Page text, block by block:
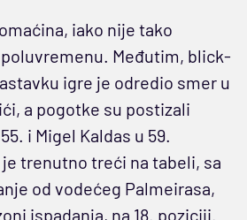
iako nije tako
Međutim, blick-
igre je odredio smer u
a pogotke su postizali
i Migel Kaldas u 59.
trenutno treći na tabeli, sa
od vodećeg Palmeirasa,
ispadanja, na 18. poziciji.